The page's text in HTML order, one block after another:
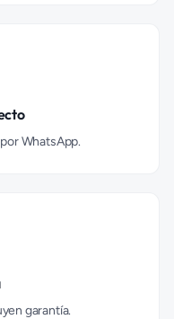
WhatsApp.
garantía.